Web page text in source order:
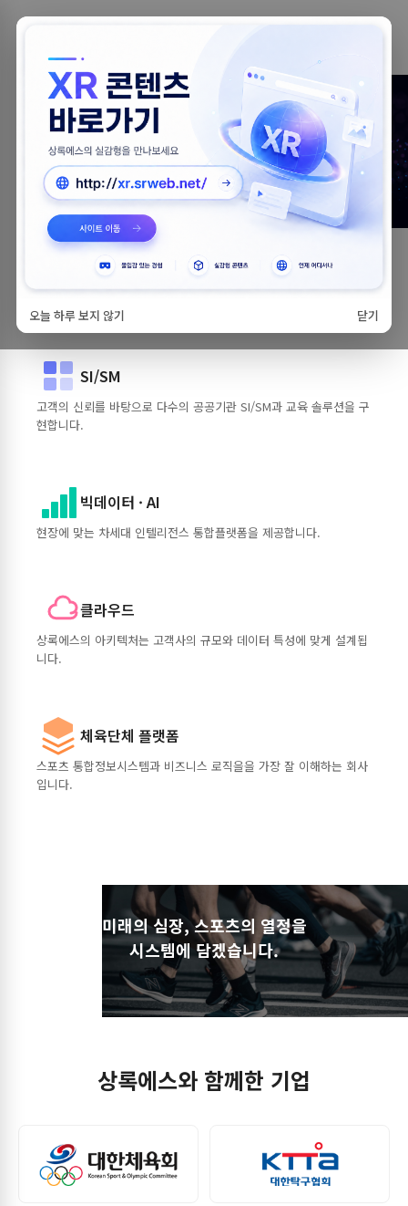
오늘 하루 보지 않기 닫기
기술의 차별화 고객중심 경영
고객의 가치가상록에스의 가치입니다.
비즈니스에 상록에스를 더하다
SI/SM
고객의 신뢰를 바탕으로 다수의 공공기관 SI/SM과 교육 솔루션을 구
현합니다.
빅데이터 · AI
현장에 맞는 차세대 인텔리전스 통합플랫폼을 제공합니다.
클라우드
상록에스의 아키텍처는 고객사의 규모와 데이터 특성에 맞게 설계됩
니다.
체육단체 플랫폼
스포츠 통합정보시스템과 비즈니스 로직을을 가장 잘 이해하는 회사
입니다.
미래의 심장, 스포츠의 열정을
시스템에 담겠습니다.
상록에스와 함께한 기업